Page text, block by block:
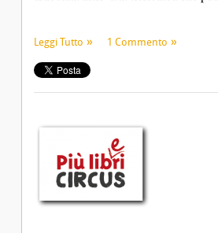
Leggi Tutto 1 Commento